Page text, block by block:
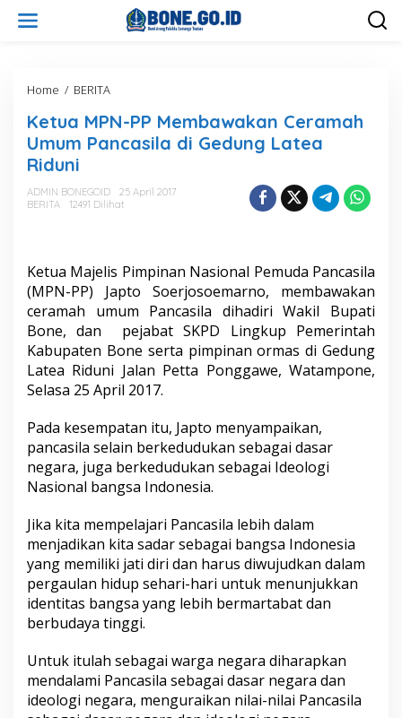
Home / BERITA
t
u
a
N
M
m
b
w
a
k
a
C
e
r
a
m
h
U
m
u
m
P
a
c
a
s
i
Ketua MPN-PP Membawakan Ceramah
Umum Pancasila di Gedung Latea
Riduni
ADMIN BONEGOID
25 April 2017
BERITA
12491 Dilihat
Ketua Majelis Pimpinan Nasional Pemuda Pancasila
(MPN-PP) Japto Soerjosoemarno, membawakan
ceramah umum Pancasila dihadiri Wakil Bupati
Bone, dan pejabat SKPD Lingkup Pemerintah
Kabupaten Bone serta pimpinan ormas di Gedung
Latea Riduni Jalan Petta Ponggawe, Watampone,
Selasa 25 April 2017.
Pada kesempatan itu, Japto menyampaikan,
pancasila selain berkedudukan sebagai dasar
negara, juga berkedudukan sebagai Ideologi
Nasional bangsa Indonesia.
Jika kita mempelajari Pancasila lebih dalam
menjadikan kita sadar sebagai bangsa Indonesia
yang memiliki jati diri dan harus diwujudkan dalam
pergaulan hidup sehari-hari untuk menunjukkan
identitas bangsa yang lebih bermartabat dan
berbudaya tinggi.
Untuk itulah sebagai warga negara diharapkan
mendalami Pancasila sebagai dasar negara dan
ideologi negara, menguraikan nilai-nilai Pancasila